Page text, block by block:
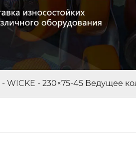
- WICKE - 230×75-45 Ведущее